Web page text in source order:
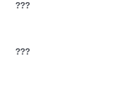
???
???